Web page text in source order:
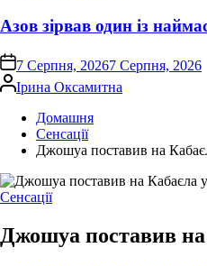
Азов зірвав один із
on 7 Серпня, 20267 Серпня, 2026
Опубліковано
Ірина Оксамитна
Домашня
Сенсації
Джошуа поставив на
Опублікувати
Сенсації
Джошуа поставив